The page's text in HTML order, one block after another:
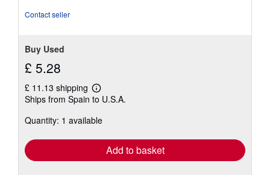
Contact seller
Buy Used
£ 5.28
£ 11.13 shipping
Learn
more
shipping
Ships from Spain to U.S.A.
Quantity: 1 available
Add to basket